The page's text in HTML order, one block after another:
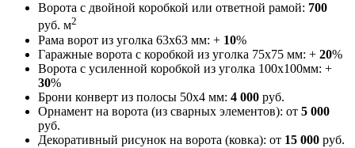
Ворота с двойной коробкой или ответной рамой: 700
руб. м2
Рама ворот из уголка 63х63 мм: + 10%
Гаражные ворота с коробкой из уголка 75х75 мм: + 20%
Ворота с усиленной коробкой из уголка 100х100мм: +
30%
Брони конверт из полосы 50х4 мм: 4 000 руб.
Орнамент на ворота (из сварных элементов): от 5 000
руб.
Декоративный рисунок на ворота (ковка): от 15 000 руб.